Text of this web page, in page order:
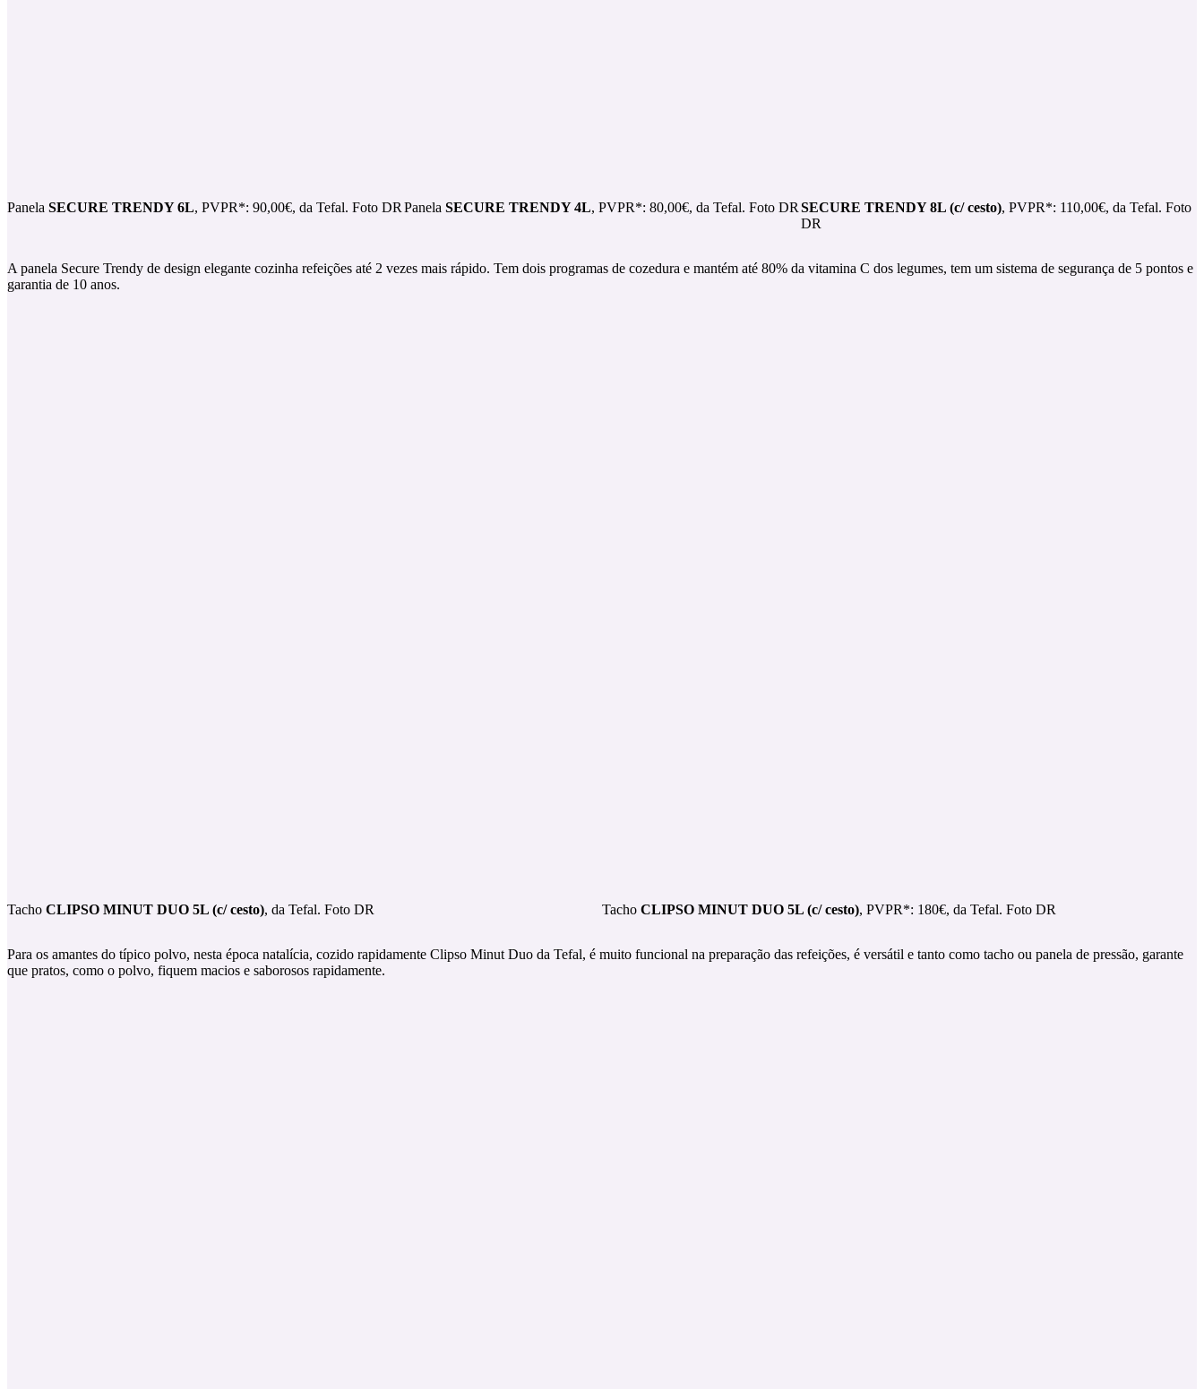
Panela SECURE TRENDY 6L, PVPR*: 90,00€, da Tefal. Foto DR Panela SECURE TRENDY 4L, PVPR*: 80,00€, da Tefal. Foto DR SECURE TRENDY 8L (c/ cesto), PVPR*: 110,00€, da Tefal. Foto
DR
A panela Secure Trendy de design elegante cozinha refeições até 2 vezes mais rápido. Tem dois programas de cozedura e mantém até 80% da vitamina C dos legumes, tem um sistema de segurança de 5 pontos e
garantia de 10 anos.
Tacho CLIPSO MINUT DUO 5L (c/ cesto), da Tefal. Foto DR Tacho CLIPSO MINUT DUO 5L (c/ cesto), PVPR*: 180€, da Tefal. Foto DR
Para os amantes do típico polvo, nesta época natalícia, cozido rapidamente Clipso Minut Duo da Tefal, é muito funcional na preparação das refeições, é versátil e tanto como tacho ou panela de pressão, garante
que pratos, como o polvo, fiquem macios e saborosos rapidamente.